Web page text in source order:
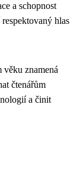
a schopnost
hlas
znamená
čtenářům
a činit